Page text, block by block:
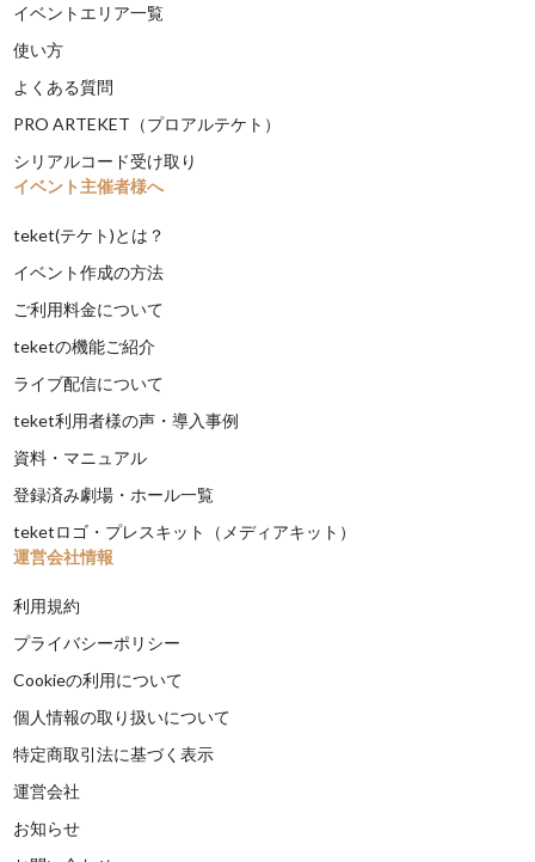
イベントエリア一覧
使い方
よくある質問
PRO ARTEKET（プロアルテケト）
シリアルコード受け取り
イベント主催者様へ
teket(テケト)とは？
イベント作成の方法
ご利用料金について
teketの機能ご紹介
ライブ配信について
teket利用者様の声・導入事例
資料・マニュアル
登録済み劇場・ホール一覧
teketロゴ・プレスキット（メディアキット）
運営会社情報
利用規約
プライバシーポリシー
Cookieの利用について
個人情報の取り扱いについて
特定商取引法に基づく表示
運営会社
お知らせ